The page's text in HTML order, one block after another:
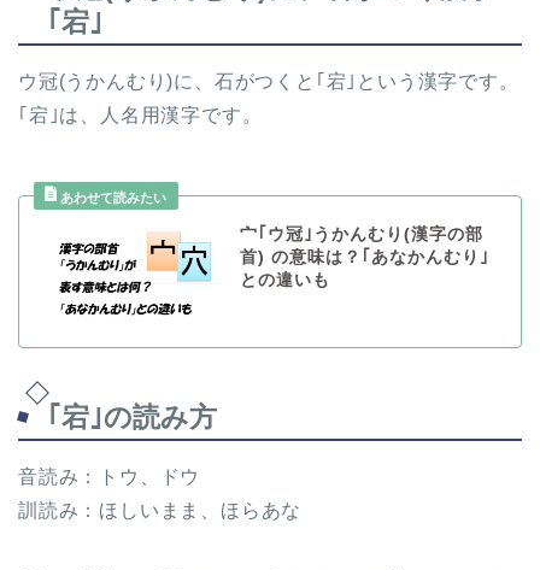
｢宕｣
ウ冠(うかんむり)に、石がつくと｢宕｣という漢字です。
｢宕｣は、人名用漢字です。
宀｢ウ冠｣うかんむり(漢字の部
首) の意味は？｢あなかんむり｣
との違いも
｢宕｣の読み方
音読み：トウ、ドウ
訓読み：ほしいまま、ほらあな